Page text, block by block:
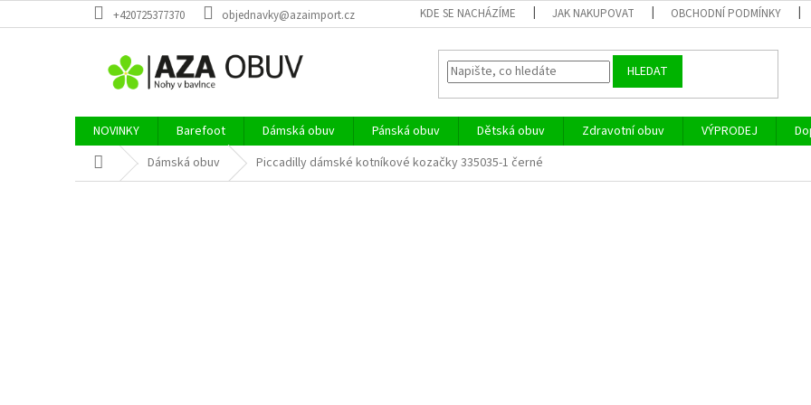
na
+420725377370 objednavky@azaimport.cz KDE SE NACHÁZÍME JAK NAKUPOVAT OBCHODNÍ PODMÍNKY
HLEDAT
NOVINKY Barefoot Dámská obuv Pánská obuv Dětská obuv Zdravotní obuv VÝPRODEJ
Domů Dámská obuv Piccadilly dámské kotníkové kozačky 335035-1 černé